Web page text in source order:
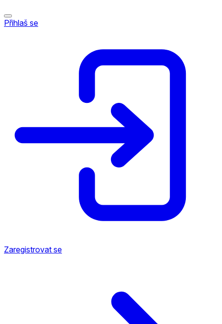
Přihlaš se
Zaregistrovat se